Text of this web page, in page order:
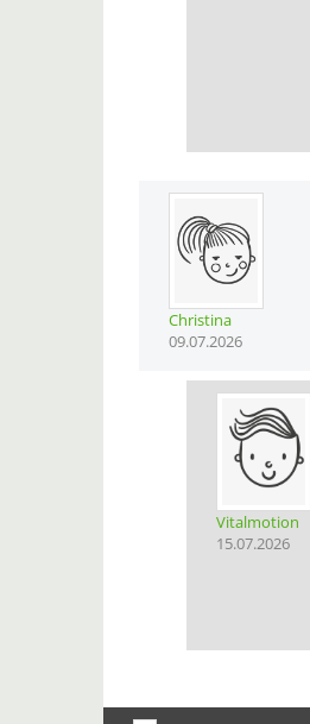
Christina
09.07.2026
Vitalmotion
15.07.2026